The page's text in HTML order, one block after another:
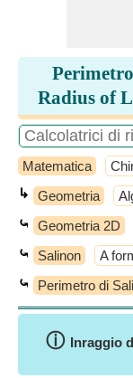
Radius of
Matematica
↳ Geometria
⤿ Geometria 2D
⤿ Salinon A
⤿ Perimetro di
ⓘ Inraggio